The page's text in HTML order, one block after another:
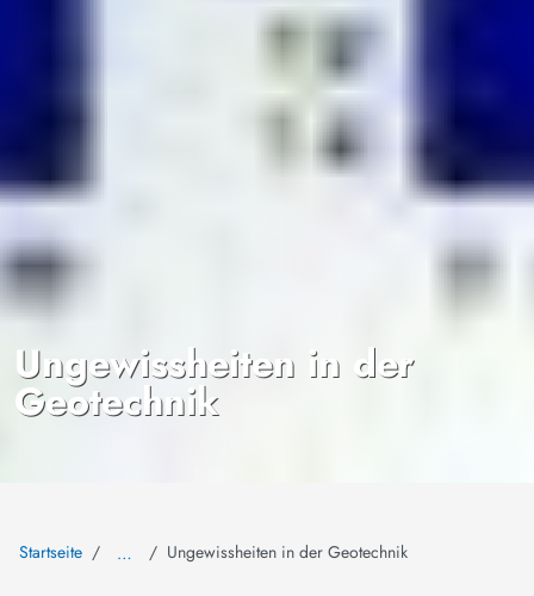
Ungewissheiten in der
Geotechnik
Startseite … Ungewissheiten in der Geotechnik